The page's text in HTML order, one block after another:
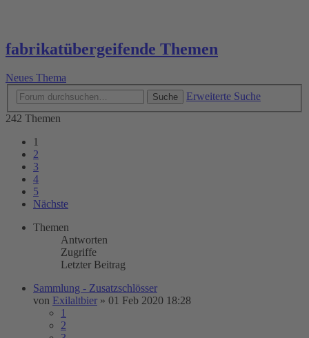
fabrikatübergeifende Themen
Neues Thema
Suche
Erweiterte Suche
242 Themen
1
2
3
4
5
Nächste
Themen
Antworten
Zugriffe
Letzter Beitrag
Sammlung - Zusatzschlösser
von Exilaltbier » 01 Feb 2020 18:28
1
2